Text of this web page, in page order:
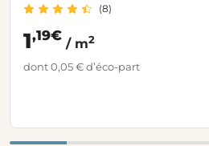
(8)
1,19€
/ m2
dont 0,05 € d’éco-part